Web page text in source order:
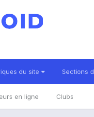
du site Sections
en ligne Clubs